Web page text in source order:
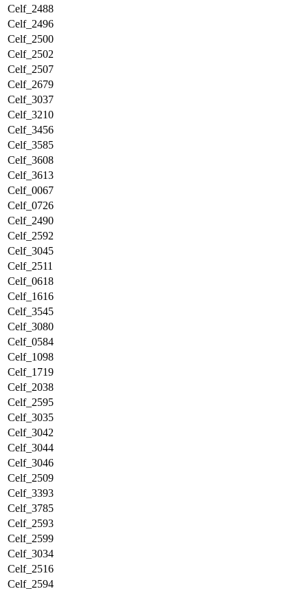
Celf_2488
Celf_2496
Celf_2500
Celf_2502
Celf_2507
Celf_2679
Celf_3037
Celf_3210
Celf_3456
Celf_3585
Celf_3608
Celf_3613
Celf_0067
Celf_0726
Celf_2490
Celf_2592
Celf_3045
Celf_2511
Celf_0618
Celf_1616
Celf_3545
Celf_3080
Celf_0584
Celf_1098
Celf_1719
Celf_2038
Celf_2595
Celf_3035
Celf_3042
Celf_3044
Celf_3046
Celf_2509
Celf_3393
Celf_3785
Celf_2593
Celf_2599
Celf_3034
Celf_2516
Celf_2594